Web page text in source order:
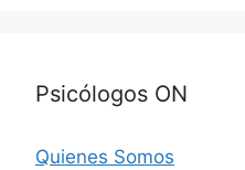
Psicólogos ON
Quienes Somos